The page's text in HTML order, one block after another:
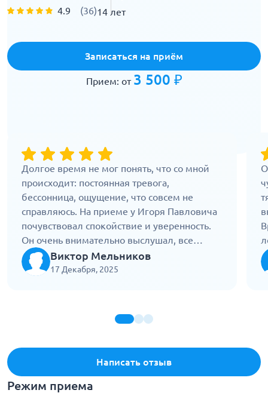
4.9
(36)14 лет
Записаться на приём
Прием: от 3 500 ₽
Долгое время не мог понять, что со мной
происходит: постоянная тревога,
бессонница, ощущение, что совсем не
справляюсь. На приеме у Игоря Павловича
почувствовал спокойствие и уверенность.
Он очень внимательно выслушал, все
подробно объяснил и помог подобрать
лечение, на фоне которого состояние
Виктор Мельников
17 Декабря, 2025
Написать отзыв
Режим приема